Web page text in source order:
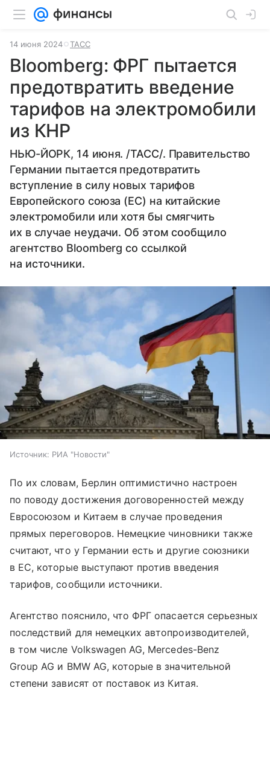
14 июня 2024 ТАСС
Bloomberg: ФРГ пытается
предотвратить введение
тарифов на электромобили
из КНР
НЬЮ-ЙОРК, 14 июня. /ТАСС/. Правительство
Германии пытается предотвратить
вступление в силу новых тарифов
Европейского союза (ЕС) на китайские
электромобили или хотя бы смягчить
их в случае неудачи. Об этом сообщило
агентство Bloomberg со ссылкой
на источники.
Источник: РИА "Новости"
По их словам, Берлин оптимистично настроен
по поводу достижения договоренностей между
Евросоюзом и Китаем в случае проведения
прямых переговоров. Немецкие чиновники также
считают, что у Германии есть и другие союзники
в ЕС, которые выступают против введения
тарифов, сообщили источники.
Агентство пояснило, что ФРГ опасается серьезных
последствий для немецких автопроизводителей,
в том числе Volkswagen AG, Mercedes-Benz
Group AG и BMW AG, которые в значительной
степени зависят от поставок из Китая.